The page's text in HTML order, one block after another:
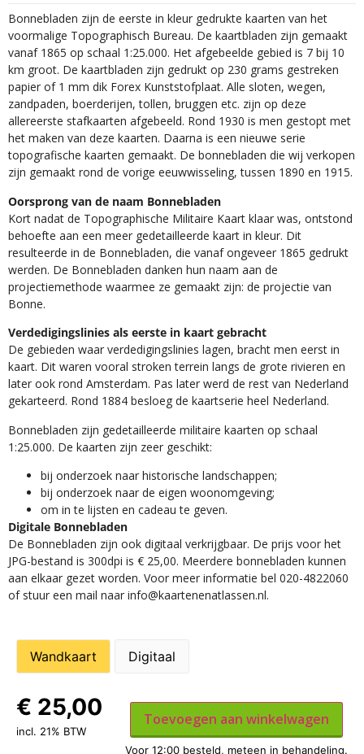
Bonnebladen zijn de eerste in kleur gedrukte kaarten van het
voormalige Topographisch Bureau. De kaartbladen zijn gemaakt
vanaf 1865 op schaal 1:25.000. Het afgebeelde gebied is 7 bij 10
km groot. De kaartbladen zijn gedrukt op 230 grams gestreken
papier of 1 mm dik Forex Kunststofplaat. Alle sloten, wegen,
zandpaden, boerderijen, tollen, bruggen etc. zijn op deze
allereerste stafkaarten afgebeeld. Rond 1930 is men gestopt met
het maken van deze kaarten. Daarna is een nieuwe serie
topografische kaarten gemaakt. De bonnebladen die wij verkopen
zijn gemaakt rond de vorige eeuwwisseling, tussen 1890 en 1915.
Oorsprong van de naam Bonnebladen
Kort nadat de Topographische Militaire Kaart klaar was, ontstond
behoefte aan een meer gedetailleerde kaart in kleur. Dit
resulteerde in de Bonnebladen, die vanaf ongeveer 1865 gedrukt
werden. De Bonnebladen danken hun naam aan de
projectiemethode waarmee ze gemaakt zijn: de projectie van
Bonne.
Verdedigingslinies als eerste in kaart gebracht
De gebieden waar verdedigingslinies lagen, bracht men eerst in
kaart. Dit waren vooral stroken terrein langs de grote rivieren en
later ook rond Amsterdam. Pas later werd de rest van Nederland
gekarteerd. Rond 1884 besloeg de kaartserie heel Nederland.
Bonnebladen zijn gedetailleerde militaire kaarten op schaal
1:25.000. De kaarten zijn zeer geschikt:​
​bij onderzoek naar historische landschappen;
bij onderzoek naar de eigen woonomgeving;
om in te lijsten en cadeau te geven.
Digitale Bonnebladen
De Bonnebladen zijn ook digitaal verkrijgbaar. De prijs voor het
JPG-bestand is 300dpi is € 25,00. Meerdere bonnebladen kunnen
aan elkaar gezet worden. Voor meer informatie bel 020-4822060
of stuur een mail naar info@kaartenenatlassen.nl.
Wandkaart Digitaal
€ 25,00
incl. 21% BTW
Toevoegen aan winkelwagen